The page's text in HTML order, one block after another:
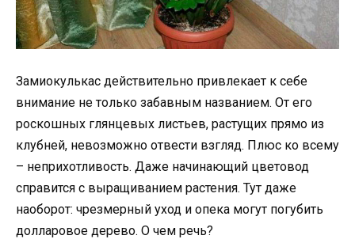
Замиокулькас действительно привлекает к себе
внимание не только забавным названием. От его
роскошных глянцевых листьев, растущих прямо из
клубней, невозможно отвести взгляд. Плюс ко всему
– неприхотливость. Даже начинающий цветовод
справится с выращиванием растения. Тут даже
наоборот: чрезмерный уход и опека могут погубить
долларовое дерево. О чем речь?